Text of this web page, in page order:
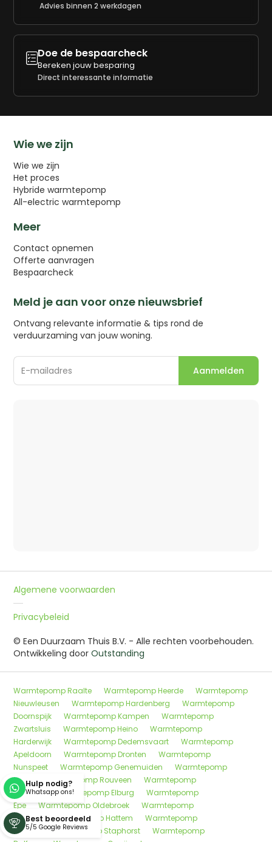
 Hulp nodig?
Whatsapp ons!
 Best beoordeeld
5/5 Google Reviews
Advies binnen 2 werkdagen
Doe de bespaarcheck
Bereken jouw besparing
Direct interessante informatie
Wie we zijn
Wie we zijn
Het proces
Hybride warmtepomp
All-electric warmtepomp
Meer
Contact opnemen
Offerte aanvragen
Bespaarcheck
Meld je aan voor onze nieuwsbrief
Ontvang relevante informatie & tips rond de
verduurzaming van jouw woning.
Algemene voorwaarden
Privacybeleid
© Een Duurzaam Thuis B.V. - Alle rechten voorbehouden.
Ontwikkeling doorOutstanding
Warmtepomp Raalte Warmtepomp Heerde
Warmtepomp
Nieuwleusen
Warmtepomp Hardenberg
Warmtepomp
Doornspijk
Warmtepomp Kampen
Warmtepomp
Zwartsluis
Warmtepomp Heino
Warmtepomp
Harderwijk
Warmtepomp Dedemsvaart
Warmtepomp
Apeldoorn
Warmtepomp Dronten
Warmtepomp
Nunspeet
Warmtepomp Genemuiden
Warmtepomp
Wijhe
Warmtepomp Rouveen
Warmtepomp
Deventer
Warmtepomp Elburg
Warmtepomp
Epe
Warmtepomp Oldebroek
Warmtepomp
Meppel
Warmtepomp Hattem
Warmtepomp
Wezep
Warmtepomp Staphorst
Warmtepomp